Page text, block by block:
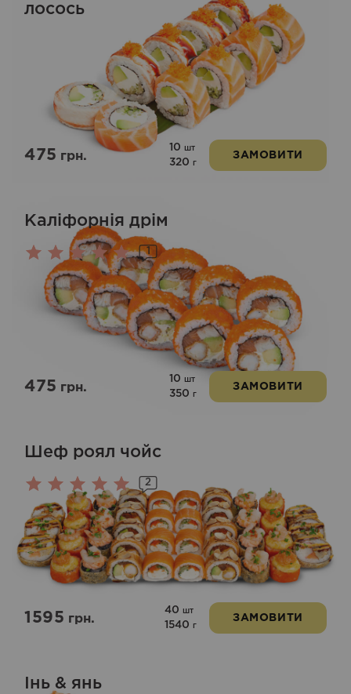
лосось
475грн.
10 шт
320 г
ЗАМОВИТИ
Каліфорнія дрім
Оцінено
5.00
1
475грн.
10 шт
350 г
ЗАМОВИТИ
Шеф роял чойс
Оцінено
в
5.00
з 5
2
1595грн.
40 шт
1540 г
ЗАМОВИТИ
Інь & янь